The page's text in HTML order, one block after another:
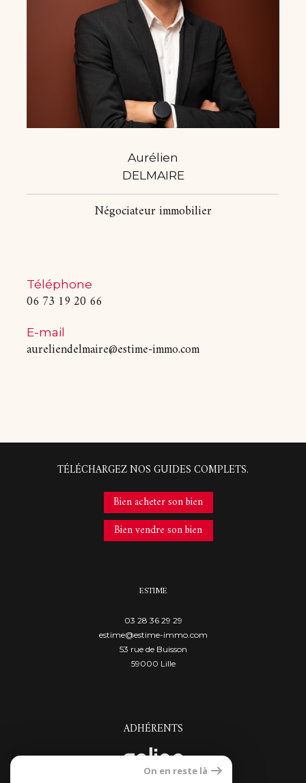
Aurélien
DELMAIRE
Négociateur immobilier
Téléphone
06 73 19 20 66
E-mail
aureliendelmaire@estime-immo.com
TÉLÉCHARGEZ NOS GUIDES COMPLETS.
Bien acheter son bien
Bien vendre son bien
ESTIME
03 28 36 29 29
estime@estime-immo.com
53 rue de Buisson
59000
lille
ADHÉRENTS
On en reste là